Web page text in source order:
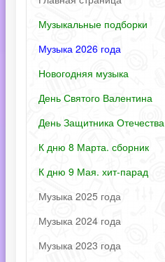
Музыкальные подборки
Музыка 2026 года
Новогодняя музыка
День Святого Валентина
День Защитника Отечества
К дню 8 Марта. сборник
К дню 9 Мая. хит-парад
Музыка 2025 года
Музыка 2024 года
Музыка 2023 года